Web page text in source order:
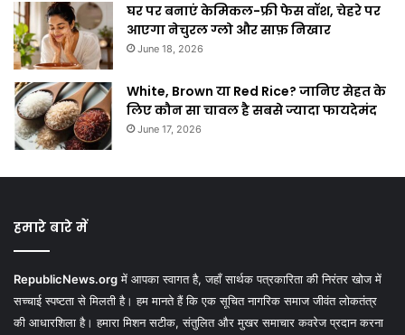
घर पर बनाएं केमिकल-फ्री फेस वॉश, चेहरे पर
आएगा नेचुरल ग्लो और साफ़ निखार
June 18, 2026
White, Brown या Red Rice? जानिए सेहत के
लिए कौन सा चावल है सबसे ज्यादा फायदेमंद
June 17, 2026
हमारे बारे में
RepublicNews.orgमें आपका स्वागत है, जहाँ सार्थक पत्रकारिता की निरंतर खोज में
सच्चाई स्पष्टता से मिलती है। हम मानते हैं कि एक सूचित नागरिक समाज जीवंत लोकतंत्र
की आधारशिला है। हमारा मिशन सटीक, संतुलित और मुखर समाचार कवरेज प्रदान करना